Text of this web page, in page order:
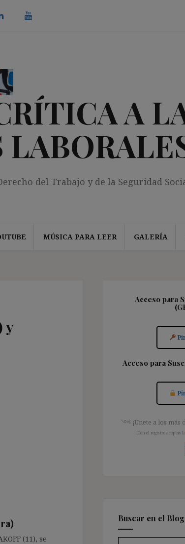
A
del Trabajo y de la Seguridad
MÚSICA PARA LEER GALERÍA
y
(11), se
Acceso para
Acceso para
༺ ¡Únete a los más
[Con el registro aceptas la
Buscar en el